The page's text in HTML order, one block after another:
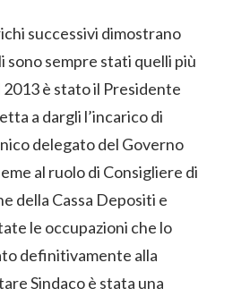
successivi dimostrano
sono sempre stati quelli più
2013 è stato il Presidente
a dargli l’incarico di
delegato del Governo
al ruolo di Consigliere di
della Cassa Depositi e
le occupazioni che lo
definitivamente alla
Sindaco è stata una